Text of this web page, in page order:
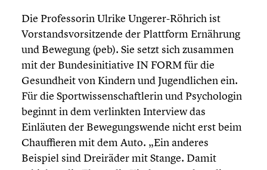
Die Profes­so­rin Ulrike Ungerer-Röhrich ist
Vorstands­vor­sit­zende der Plattform Ernährung
und Bewegung (peb). Sie setzt sich zusammen
mit der Bundes­in­itia­tive IN FORM für die
Gesund­heit von Kindern und Jugend­li­chen ein.
Für die Sport­wis­sen­schaft­le­rin und Psycho­lo­gin
beginnt in dem verlink­ten Interview das
Einläuten der Bewegungs­wende nicht erst beim
Chauf­fie­ren mit dem Auto. „Ein anderes
Beispiel sind Dreiräder mit Stange. Damit